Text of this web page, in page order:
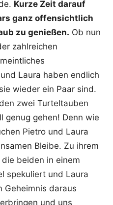
Kurze Zeit darauf
ganz offensichtlich
zu genießen. Ob nun
zahlreichen
Laura haben endlich
wieder ein Paar sind.
zwei Turteltauben
genug gehen! Denn wie
Pietro und Laura
Bleibe. Zu ihrem
beiden in einem
spekuliert und Laura
Geheimnis daraus
und uns